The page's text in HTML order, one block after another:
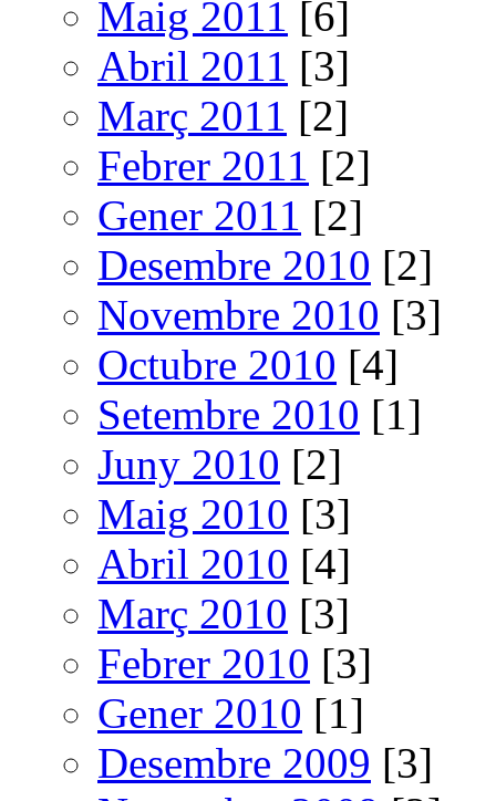
Maig 2011 [6]
Abril 2011 [3]
Març 2011 [2]
Febrer 2011 [2]
Gener 2011 [2]
Desembre 2010 [2]
Novembre 2010 [3]
Octubre 2010 [4]
Setembre 2010 [1]
Juny 2010 [2]
Maig 2010 [3]
Abril 2010 [4]
Març 2010 [3]
Febrer 2010 [3]
Gener 2010 [1]
Desembre 2009 [3]